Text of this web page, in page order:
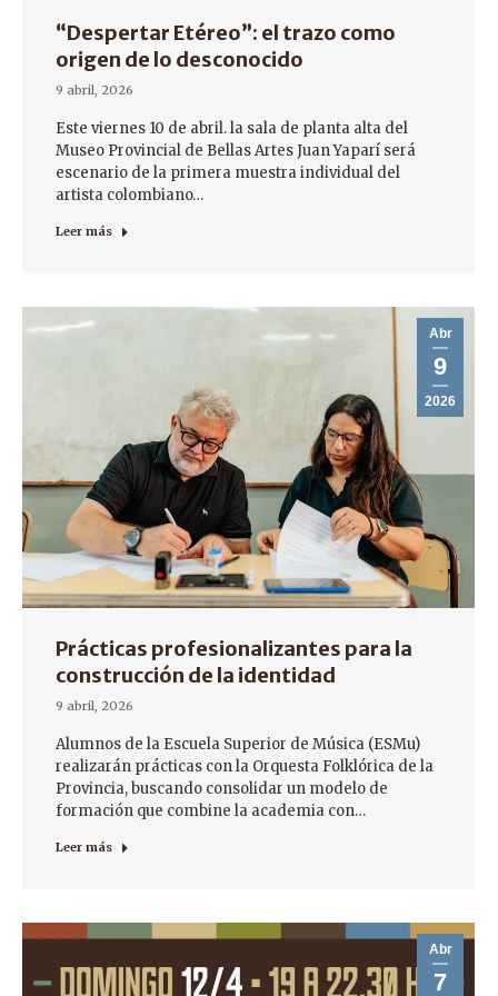
“Despertar Etéreo”: el trazo como
origen de lo desconocido
9 abril, 2026
Este viernes 10 de abril. la sala de planta alta del
Museo Provincial de Bellas Artes Juan Yaparí será
escenario de la primera muestra individual del
artista colombiano…
Leer más
Abr
9
2026
Prácticas profesionalizantes para la
construcción de la identidad
9 abril, 2026
Alumnos de la Escuela Superior de Música (ESMu)
realizarán prácticas con la Orquesta Folklórica de la
Provincia, buscando consolidar un modelo de
formación que combine la academia con…
Leer más
Abr
7